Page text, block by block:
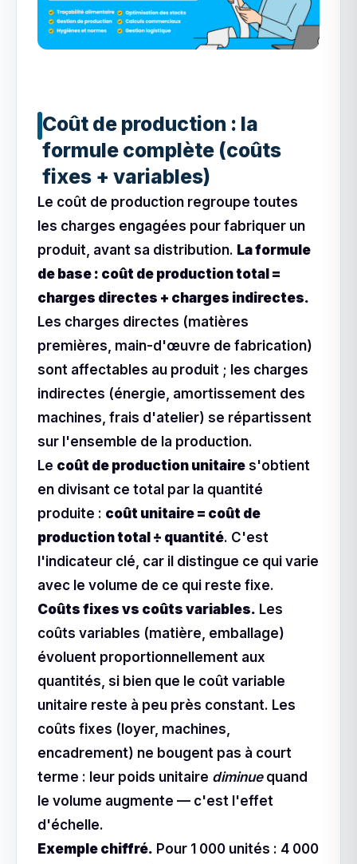
Coût de production : la
formule complète (coûts
fixes + variables)
Le coût de production regroupe toutes
les charges engagées pour fabriquer un
produit, avant sa distribution. La formule
de base : coût de production total =
charges directes + charges indirectes.
Les charges directes (matières
premières, main-d'œuvre de fabrication)
sont affectables au produit ; les charges
indirectes (énergie, amortissement des
machines, frais d'atelier) se répartissent
sur l'ensemble de la production.
Le coût de production unitaire s'obtient
en divisant ce total par la quantité
produite : coût unitaire = coût de
production total ÷ quantité. C'est
l'indicateur clé, car il distingue ce qui varie
avec le volume de ce qui reste fixe.
Coûts fixes vs coûts variables. Les
coûts variables (matière, emballage)
évoluent proportionnellement aux
quantités, si bien que le coût variable
unitaire reste à peu près constant. Les
coûts fixes (loyer, machines,
encadrement) ne bougent pas à court
terme : leur poids unitaire diminuequand
le volume augmente — c'est l'effet
d'échelle.
Exemple chiffré. Pour 1 000 unités : 4 000